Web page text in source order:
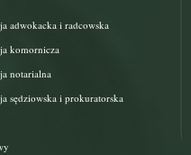
adwokacka i radcowska
komornicza
notarialna
sędziowska i prokuratorska